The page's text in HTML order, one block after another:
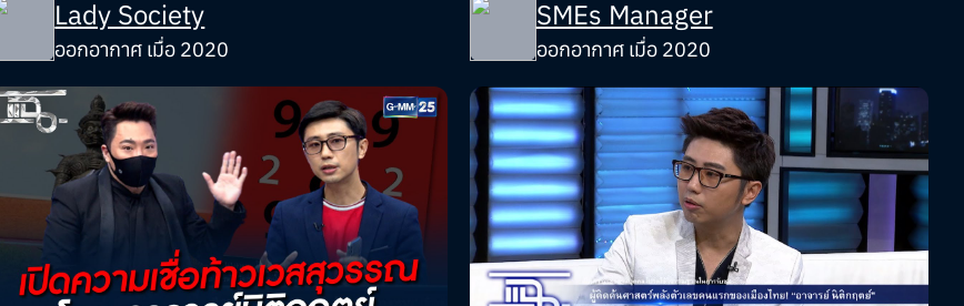
Lady Society
ออกอากาศ เมื่อ 2020
SMEs Manager
ออกอากาศ เมื่อ 2020